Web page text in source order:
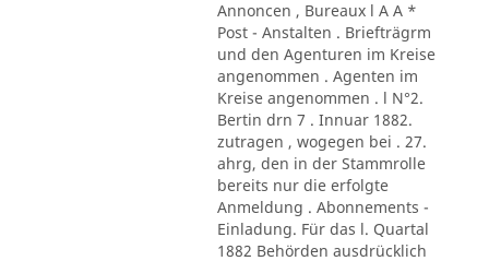
Annoncen , Bureaux l A A *
Post - Anstalten . Briefträgrm
und den Agenturen im Kreise
angenommen . Agenten im
Kreise angenommen . l N°2.
Bertin drn 7 . Innuar 1882.
zutragen , wogegen bei . 27.
ahrg, den in der Stammrolle
bereits nur die erfolgte
Anmeldung . Abonnements -
Einladung. Für das l. Quartal
1882 Behörden ausdrücklich